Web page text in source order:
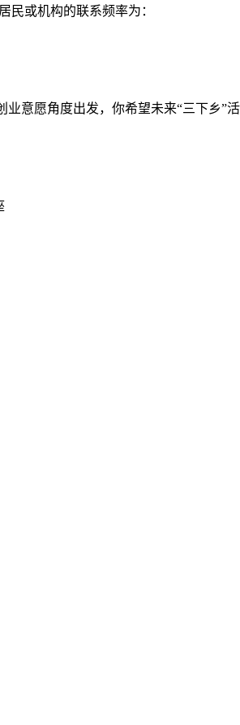
民或机构的联系频率为：
业意愿角度出发，你希望未来“三下乡”